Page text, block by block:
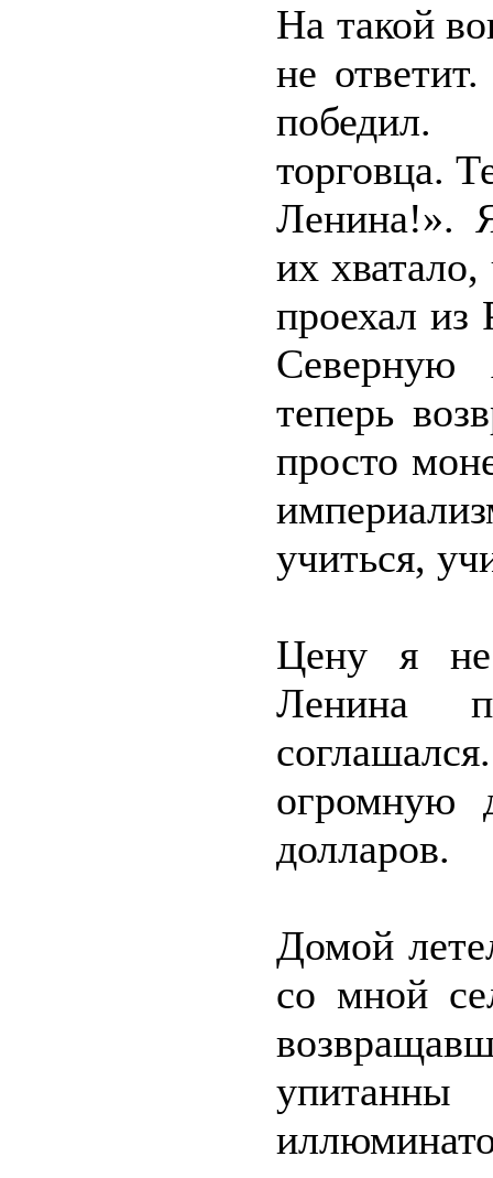
На такой
не
победил.
торговца.
Ленина!».
их
проехал из
Северную
теперь
просто
учиться,
Цену я не
Ленина
огромную
долларов.
Домой
со мной